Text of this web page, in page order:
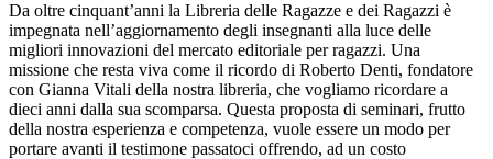
Da oltre cinquant’anni la Libreria delle Ragazze e dei Ragazzi è
impegnata nell’aggiornamento degli insegnanti alla luce delle
migliori innovazioni del mercato editoriale per ragazzi. Una
missione che resta viva come il ricordo di Roberto Denti, fondatore
con Gianna Vitali della nostra libreria, che vogliamo ricordare a
dieci anni dalla sua scomparsa. Questa proposta di seminari, frutto
della nostra esperienza e competenza, vuole essere un modo per
portare avanti il testimone passatoci offrendo, ad un costo